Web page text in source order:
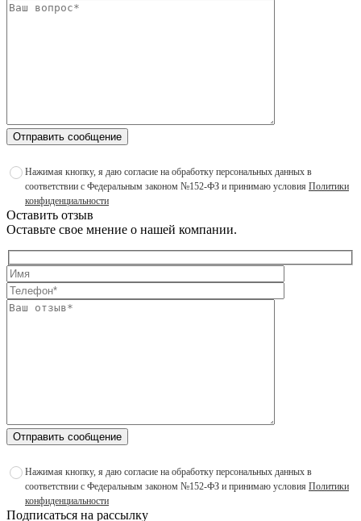
Отправить сообщение
Нажимая кнопку, я даю согласие на обработку персональных данных в
соответствии с Федеральным законом №152-ФЗ и принимаю условия Политики
конфиденциальности
Оставить отзыв
Оставьте свое мнение о нашей компании.
Отправить сообщение
Нажимая кнопку, я даю согласие на обработку персональных данных в
соответствии с Федеральным законом №152-ФЗ и принимаю условия Политики
конфиденциальности
Подписаться на рассылку